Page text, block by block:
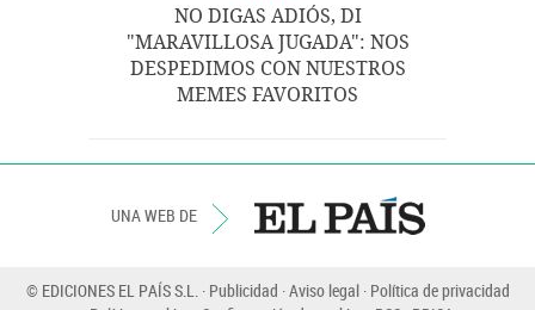
NO DIGAS ADIÓS, DI
"MARAVILLOSA JUGADA": NOS
DESPEDIMOS CON NUESTROS
MEMES FAVORITOS
UNA WEB DE
© EDICIONES EL PAÍS S.L. Publicidad Aviso legal Política de privacidad